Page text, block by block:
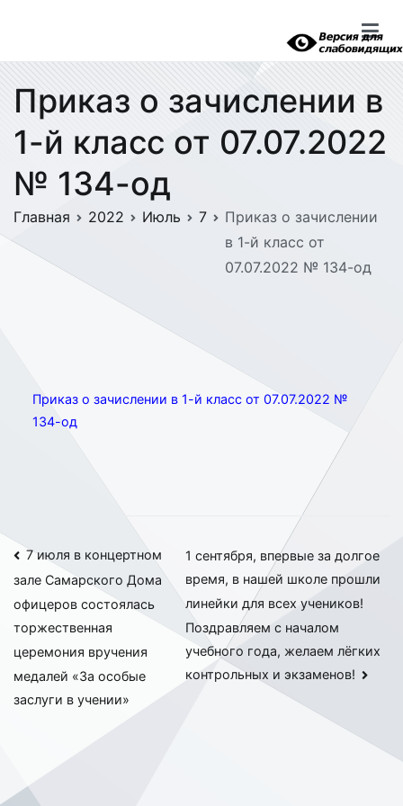
Приказ о зачислении в
1-й класс от 07.07.2022
№ 134-од
Главная 2022 Июль 7
Приказ о зачислении
в 1-й класс от
07.07.2022 № 134-од
Приказ о зачислении в 1-й класс от 07.07.2022 №
134-од
Навигация
по
записям
7 июля в концертном
зале Самарского Дома
офицеров состоялась
торжественная
церемония вручения
медалей «За особые
заслуги в учении»
1 сентября, впервые за долгое
время, в нашей школе прошли
линейки для всех учеников!
Поздравляем с началом
учебного года, желаем лёгких
контрольных и экзаменов!